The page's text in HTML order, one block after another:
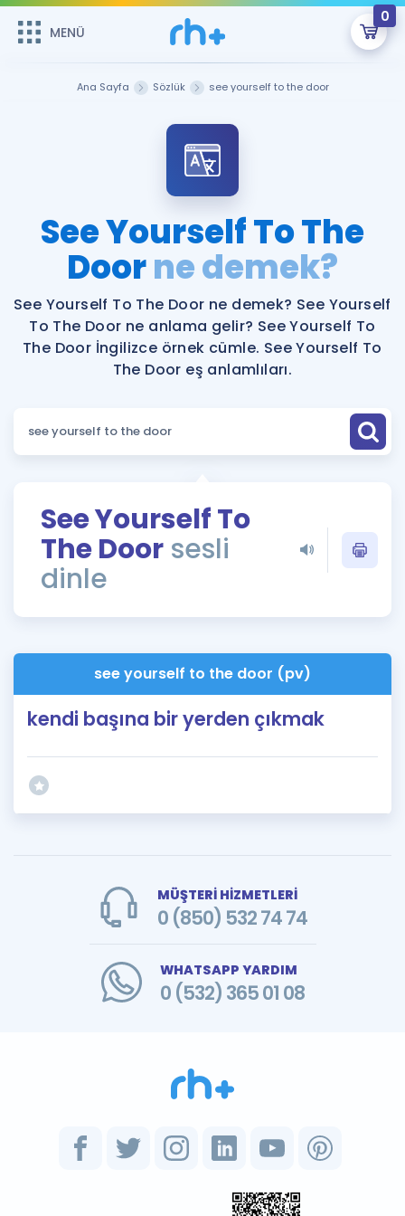
MENÜ
0
Şifremi Hatırlamıyorum
Sepetin Şu An Boş.
Remzi Hoca ile seni sınava hazırlayacak onlarca eğitim seni
bekliyor!
MENÜ
Katılımcı Görüşleri
Faydalı Araçlar
Ücretsiz Kaynaklar
Kampanyalar
Blog
Blog
İngilizce Gramer
Kariyer
Ana Sayfa Sözlük see yourself to the door
See Yourself To The
Doorne demek?
See Yourself To The Door ne demek? See Yourself
To The Door ne anlama gelir? See Yourself To
The Door İngilizce örnek cümle. See Yourself To
The Door eş anlamlıları.
See Yourself To
The Door sesli
dinle
see yourself to the door (pv)
kendi başına bir yerden çıkmak
MÜŞTERİ HİZMETLERİ
0 (850) 532 74 74
WHATSAPP YARDIM
0 (532) 365 01 08